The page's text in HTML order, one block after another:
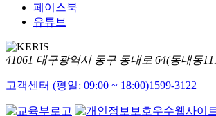
페이스북
유튜브
41061 대구광역시 동구 동내로 64(동내동
고객센터 (평일: 09:00 ~ 18:00)1599-3122